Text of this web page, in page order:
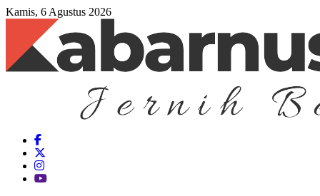
Kamis, 6 Agustus 2026